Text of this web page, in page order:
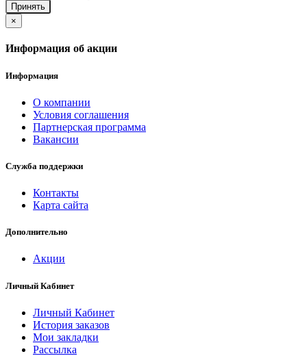
Принять
×
Информация об акции
Информация
О компании
Условия соглашения
Партнерская программа
Вакансии
Служба поддержки
Контакты
Карта сайта
Дополнительно
Акции
Личный Кабинет
Личный Кабинет
История заказов
Мои закладки
Рассылка